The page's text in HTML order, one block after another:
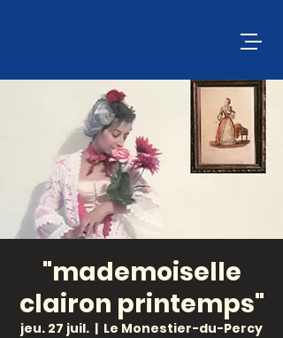
"mademoiselle
clairon printemps"
jeu. 27 juil.
  |
Le Monestier-du-Percy